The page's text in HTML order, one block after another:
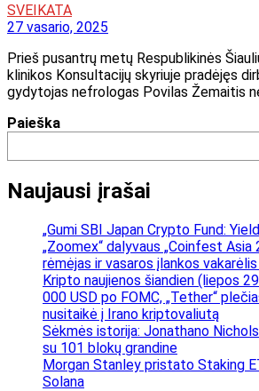
SVEIKATA
27 vasario, 2025
Prieš pusantrų metų Respublikinės
klinikos Konsultacijų skyriuje pradėjęs
gydytojas nefrologas Povilas Žemaitis
Paieška
Naujausi įrašai
„Gumi SBI Japan Crypto Fund:
„Zoomex“ dalyvaus „Coinfest Asia
rėmėjas ir vasaros įlankos
Kripto naujienos šiandien (liepos
000 USD po FOMC, „Tether“
nusitaikė į Irano kriptovaliutą
Sėkmės istorija: Jonathano
su 101 blokų grandine
Morgan Stanley pristato Staking
Solana